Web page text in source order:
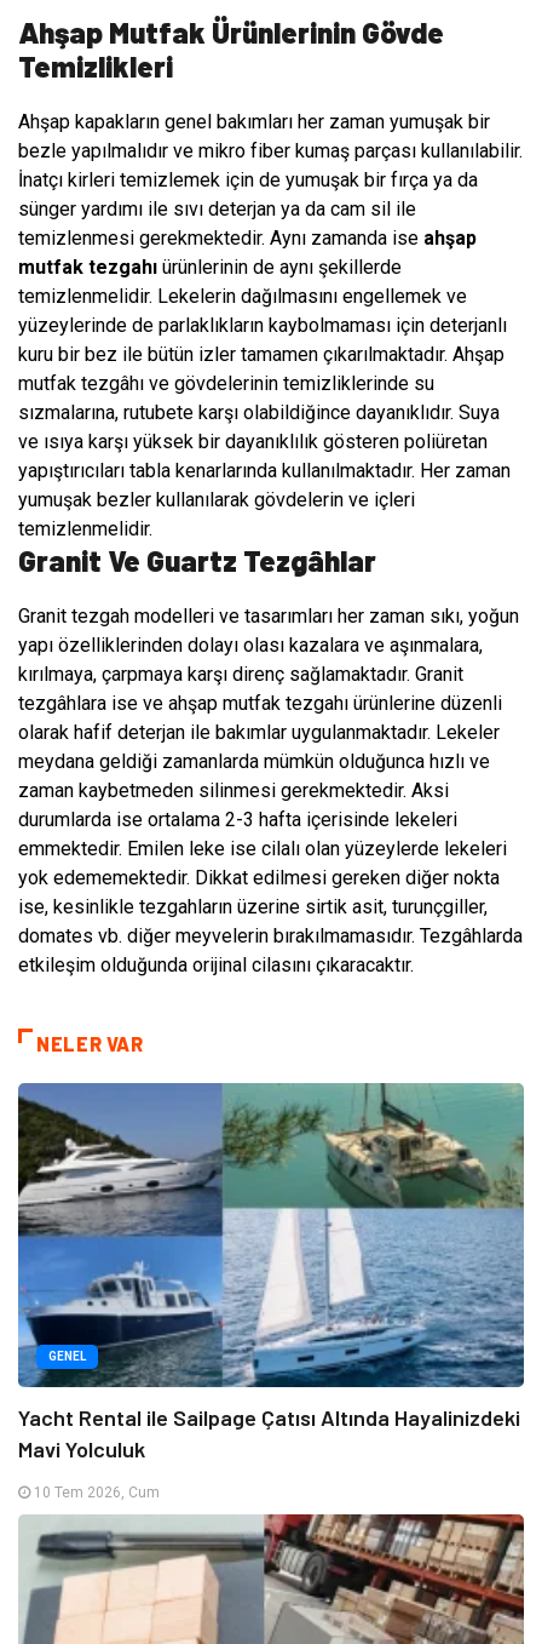
Ahşap Mutfak Ürünlerinin Gövde
Temizlikleri
Ahşap kapakların genel bakımları her zaman yumuşak bir
bezle yapılmalıdır ve mikro fiber kumaş parçası kullanılabilir.
İnatçı kirleri temizlemek için de yumuşak bir fırça ya da
sünger yardımı ile sıvı deterjan ya da cam sil ile
temizlenmesi gerekmektedir. Aynı zamanda ise ahşap
mutfak tezgahı ürünlerinin de aynı şekillerde
temizlenmelidir. Lekelerin dağılmasını engellemek ve
yüzeylerinde de parlaklıkların kaybolmaması için deterjanlı
kuru bir bez ile bütün izler tamamen çıkarılmaktadır. Ahşap
mutfak tezgâhı ve gövdelerinin temizliklerinde su
sızmalarına, rutubete karşı olabildiğince dayanıklıdır. Suya
ve ısıya karşı yüksek bir dayanıklılık gösteren poliüretan
yapıştırıcıları tabla kenarlarında kullanılmaktadır. Her zaman
yumuşak bezler kullanılarak gövdelerin ve içleri
temizlenmelidir.
Granit Ve Guartz Tezgâhlar
Granit tezgah modelleri ve tasarımları her zaman sıkı, yoğun
yapı özelliklerinden dolayı olası kazalara ve aşınmalara,
kırılmaya, çarpmaya karşı direnç sağlamaktadır. Granit
tezgâhlara ise ve ahşap mutfak tezgahı ürünlerine düzenli
olarak hafif deterjan ile bakımlar uygulanmaktadır. Lekeler
meydana geldiği zamanlarda mümkün olduğunca hızlı ve
zaman kaybetmeden silinmesi gerekmektedir. Aksi
durumlarda ise ortalama 2-3 hafta içerisinde lekeleri
emmektedir. Emilen leke ise cilalı olan yüzeylerde lekeleri
yok edememektedir. Dikkat edilmesi gereken diğer nokta
ise, kesinlikle tezgahların üzerine sirtik asit, turunçgiller,
domates vb. diğer meyvelerin bırakılmamasıdır. Tezgâhlarda
etkileşim olduğunda orijinal cilasını çıkaracaktır.
NELER VAR
GENEL
Yacht Rental ile Sailpage Çatısı Altında Hayalinizdeki
Mavi Yolculuk
10 Tem 2026, Cum